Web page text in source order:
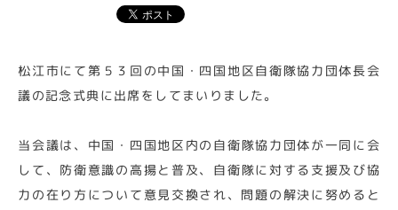
松江市にて第５３回の中国・四国地区自衛隊協力団体長会
議の記念式典に出席をしてまいりました。
当会議は、中国・四国地区内の自衛隊協力団体が一同に会
して、防衛意識の高揚と普及、自衛隊に対する支援及び協
力の在り方について意見交換され、問題の解決に努めると